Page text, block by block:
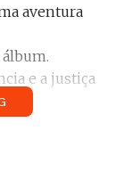
aventura
e a justiça
de